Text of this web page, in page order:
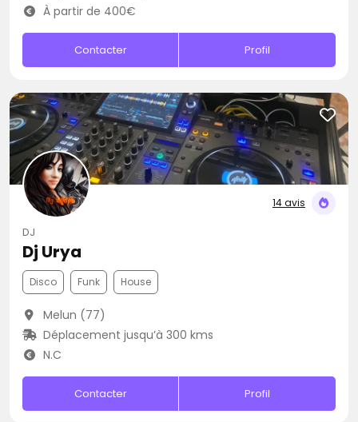
À partir de 400€
Contacter Profil
14 avis
DJ
Dj Urya
Disco Funk House
Melun (77)
Déplacement jusqu’à 300 kms
N.C
Contacter Profil